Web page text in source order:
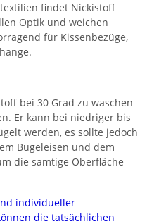
findet Nickistoff
Optik und weichen
für Kissenbezüge,
bei 30 Grad zu waschen
Er kann bei niedriger bis
werden, es sollte jedoch
Bügeleisen und dem
die samtige Oberfläche
individueller
die tatsächlichen